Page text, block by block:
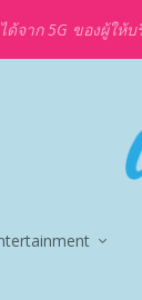
ด้จาก 5G ของผู้ให้บ